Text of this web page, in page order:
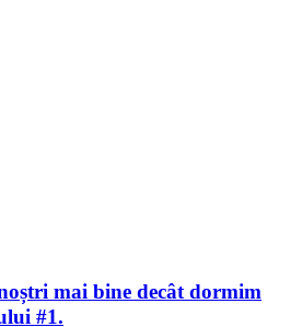
mai bine decât dormim
#1.